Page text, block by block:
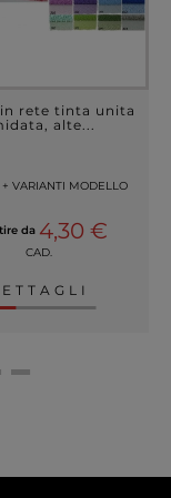
rete tinta unita
alte...
+ VARIANTI MODELLO
da 4,30 €
CAD.